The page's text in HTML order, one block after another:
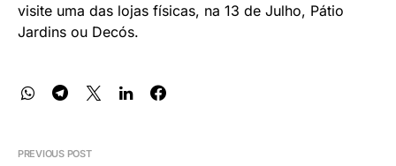
visite uma das lojas físicas, na 13 de Julho, Pátio
Jardins ou Decós.
PREVIOUS POST